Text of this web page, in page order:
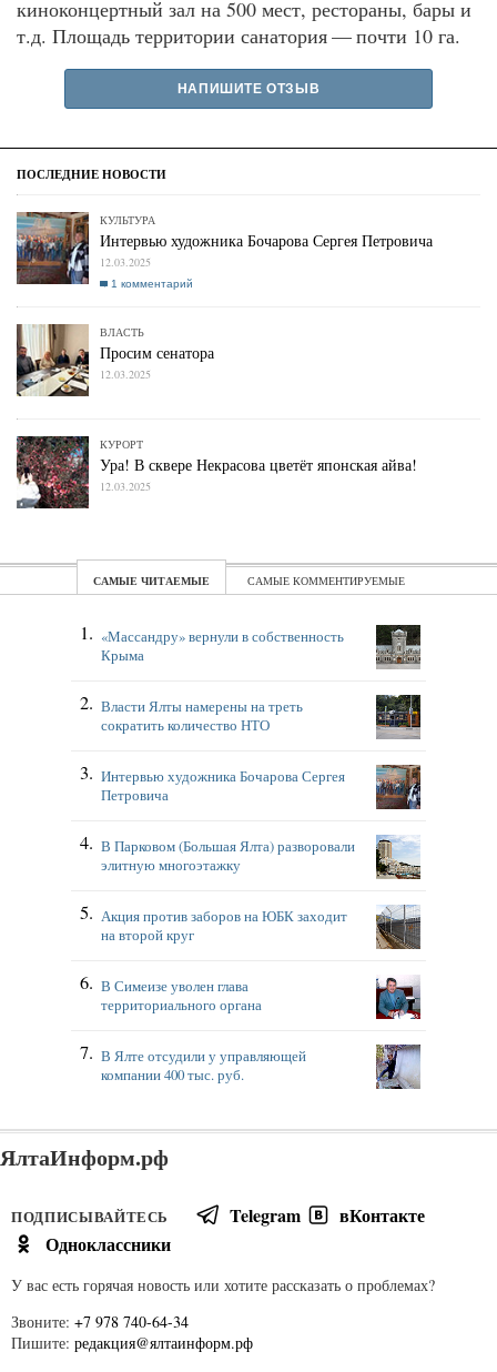
киноконцертный зал на 500 мест, рестораны, бары и
т.д. Площадь территории санатория — почти 10 га.
НАПИШИТЕ ОТЗЫВ
КУЛЬТУРА
Интервью художника Бочарова Сергея Петровича
12.03.2025
1 комментарий
ВЛАСТЬ
Просим сенатора
12.03.2025
КУРОРТ
Ура! В сквере Некрасова цветёт японская айва!
12.03.2025
ЧИТАЕМЫЕ КОММЕНТИРУЕМЫЕ
«Массандру» вернули в собственность
Крыма
Власти Ялты намерены на треть
сократить количество НТО
Интервью художника Бочарова Сергея
Петровича
В Парковом (Большая Ялта) разворовали
элитную многоэтажку
Акция против заборов на ЮБК заходит
на второй круг
В Симеизе уволен глава
территориального органа
В Ялте отсудили у управляющей
компании 400 тыс. руб.
ЯлтаИнформ.рф
ПОДПИСЫВАЙТЕСЬ Telegram
вКонтакте
Одноклассники
У вас есть горячая новость или хотите рассказать о проблемах?
Звоните: +7 978 740-64-34
Пишите: редакция@ялтаинформ.рф